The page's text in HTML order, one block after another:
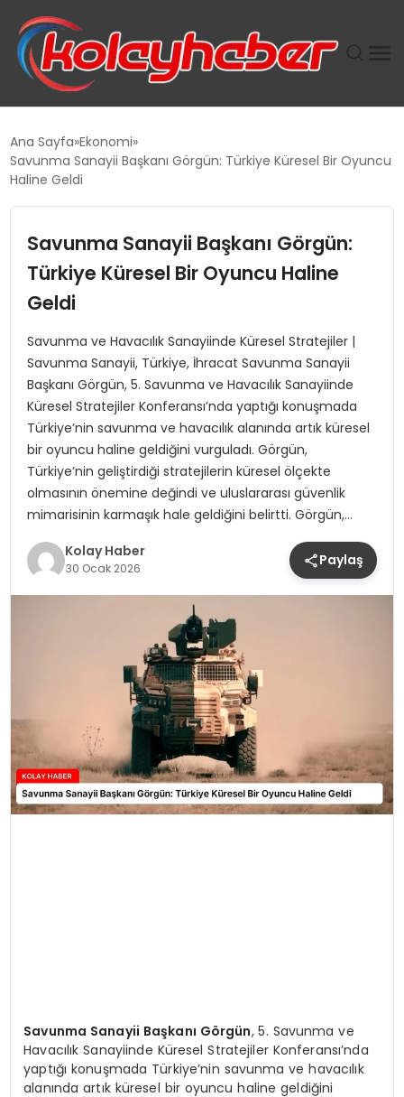
SUWEN’IN İSTIHDAM MODELI EKONOMIDE KADIN
TANYER YAPI ZEMIN MÜHENDISLIĞINDE HEDEF
BÜYÜTTÜ
TOROSLAR’DA PAZAR GERGİNLİĞİ!
Ana Sayfa Ekonomi
Savunma Sanayii Başkanı Görgün: Türkiye Küresel Bir Oyuncu
Haline Geldi
Savunma Sanayii Başkanı Görgün:
Türkiye Küresel Bir Oyuncu Haline
Geldi
Savunma ve Havacılık Sanayiinde Küresel Stratejiler |
Savunma Sanayii, Türkiye, İhracat Savunma Sanayii
Başkanı Görgün, 5. Savunma ve Havacılık Sanayiinde
Küresel Stratejiler Konferansı’nda yaptığı konuşmada
Türkiye’nin savunma ve havacılık alanında artık küresel
bir oyuncu haline geldiğini vurguladı. Görgün,
Türkiye’nin geliştirdiği stratejilerin küresel ölçekte
olmasının önemine değindi ve uluslararası güvenlik
mimarisinin karmaşık hale geldiğini belirtti. Görgün,…
Kolay Haber
30 Ocak 2026 Paylaş
Savunma Sanayii Başkanı Görgün, 5. Savunma ve
Havacılık Sanayiinde Küresel Stratejiler Konferansı’nda
yaptığı konuşmada Türkiye’nin savunma ve havacılık
alanında artık küresel bir oyuncu haline geldiğini